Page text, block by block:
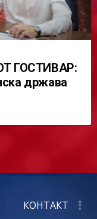
ГОСТИВАР:
држава
КОНТАКТ